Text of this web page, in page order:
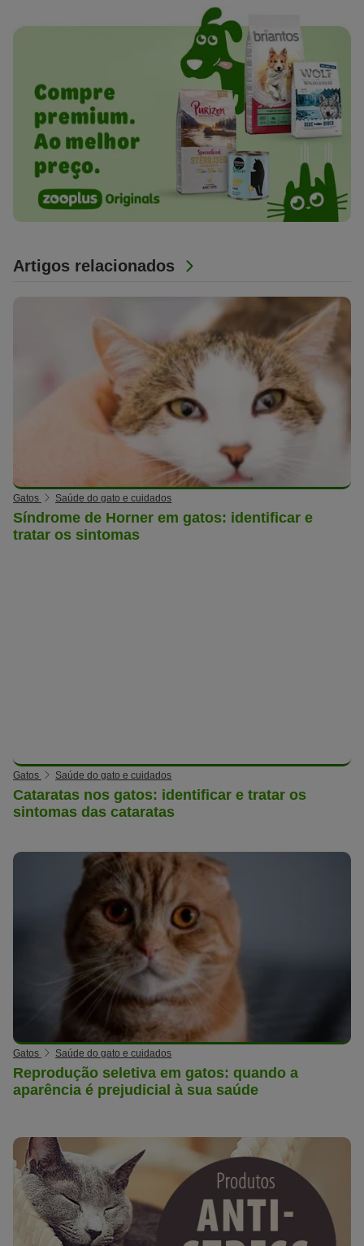
Artigos relacionados
Gatos Saúde do gato e cuidados
Síndrome de Horner em gatos: identificar e
tratar os sintomas
Gatos Saúde do gato e cuidados
Cataratas nos gatos: identificar e tratar os
sintomas das cataratas
Gatos Saúde do gato e cuidados
Reprodução seletiva em gatos: quando a
aparência é prejudicial à sua saúde